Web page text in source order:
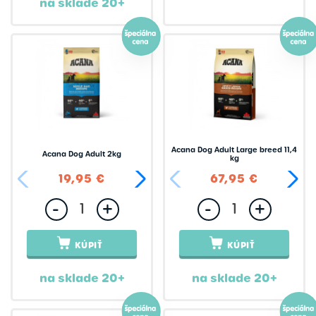
Canagan
Canvit
Chejn
Christopherus
Country Dog
DUVO
Acana Dog Adult 2kg
19,95 € 44,95 €
- +
KÚPIŤ
na sklade 20+
Acana Dog Adult Large breed 11,4
kg
67,95 €
- +
KÚPIŤ
na sklade 20+